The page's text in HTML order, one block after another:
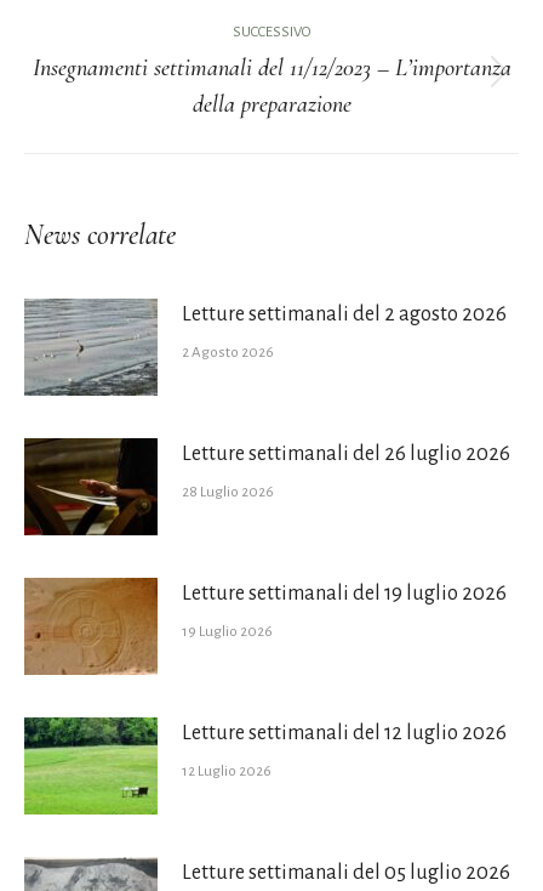
post
precedente:
SUCCESSIVO
Prossimo
Insegnamenti settimanali del 11/12/2023 – L’importanza
della preparazione
News correlate
Letture settimanali del 2 agosto 2026
2 Agosto 2026
Letture settimanali del 26 luglio 2026
28 Luglio 2026
Letture settimanali del 19 luglio 2026
19 Luglio 2026
Letture settimanali del 12 luglio 2026
12 Luglio 2026
Letture settimanali del 05 luglio 2026